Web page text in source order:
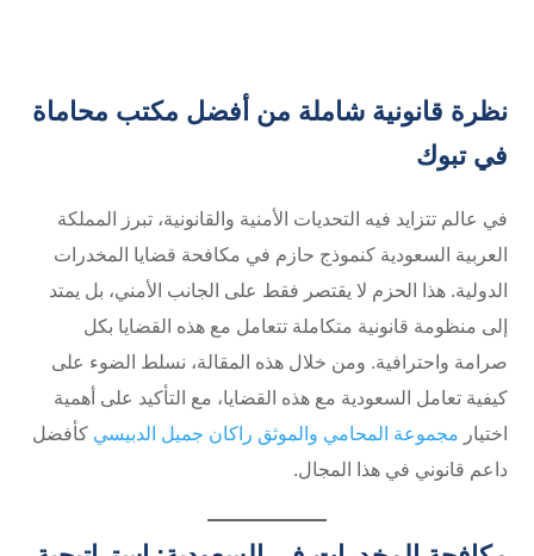
نظرة قانونية شاملة من أفضل مكتب محاماة
في تبوك
في عالم تتزايد فيه التحديات الأمنية والقانونية، تبرز المملكة
العربية السعودية كنموذج حازم في مكافحة قضايا المخدرات
الدولية. هذا الحزم لا يقتصر فقط على الجانب الأمني، بل يمتد
إلى منظومة قانونية متكاملة تتعامل مع هذه القضايا بكل
صرامة واحترافية. ومن خلال هذه المقالة، نسلط الضوء على
كيفية تعامل السعودية مع هذه القضايا، مع التأكيد على أهمية
اختيار مجموعة المحامي والموثق راكان جميل الدبيسي كأفضل
داعم قانوني في هذا المجال.